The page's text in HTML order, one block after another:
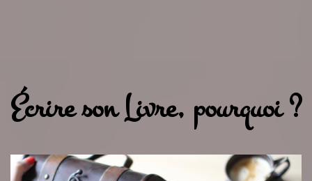
Écrire son Livre, pourquoi ?